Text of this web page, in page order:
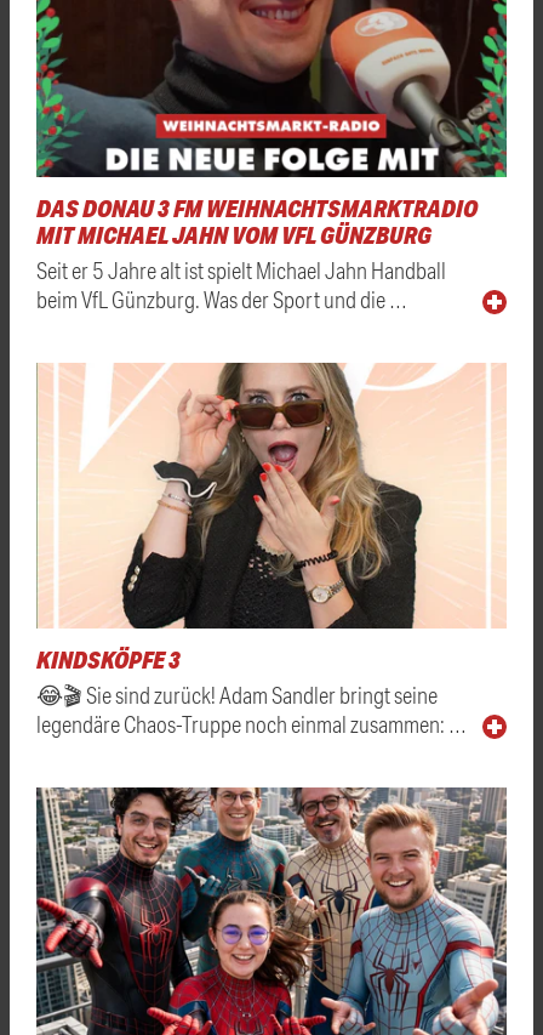
DAS DONAU 3 FM WEIHNACHTSMARKTRADIO
MIT MICHAEL JAHN VOM VFL GÜNZBURG
Seit er 5 Jahre alt ist spielt Michael Jahn Handball
beim VfL Günzburg. Was der Sport und die …
KINDSKÖPFE 3
😂🎬 Sie sind zurück! Adam Sandler bringt seine
legendäre Chaos-Truppe noch einmal zusammen: …